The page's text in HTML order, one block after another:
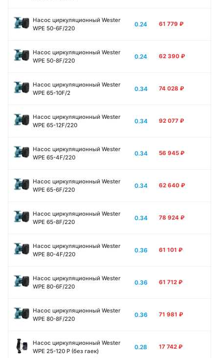
Насос циркуляционный Wester
WPE 50-6F/220
0.24 61 779 ₽
Насос циркуляционный Wester
WPE 50-8F/220
0.24 62 390 ₽
Насос циркуляционный Wester
WPE 65-10F/2
0.34 74 028 ₽
Насос циркуляционный Wester
WPE 65-12F/220
0.34 92 077 ₽
Насос циркуляционный Wester
WPE 65-4F/220
0.34 56 945 ₽
Насос циркуляционный Wester
WPE 65-6F/220
0.34 62 640 ₽
Насос циркуляционный Wester
WPE 65-8F/220
0.34 78 924 ₽
Насос циркуляционный Wester
WPE 80-4F/220
0.36 61 101 ₽
Насос циркуляционный Wester
WPE 80-6F/220
0.36 61 712 ₽
Насос циркуляционный Wester
WPE 80-8F/220
0.36 71 981 ₽
Насос циркуляционный Wester
WPE 25-120 P (без гаек)
0.28 17 742 ₽